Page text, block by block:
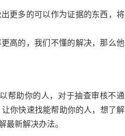
更多的可以作为证据的东西，将
高的，我们不懂的解决，那么他
帮助你的人，对于抽查审核不通
你快速找能帮助你的人，想了解
最新解决办法。